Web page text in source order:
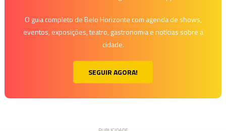
O guia completo de Belo Horizonte com agenda de shows,
eventos, exposições, teatro, gastronomia e notícias sobre a
cidade.
SEGUIR AGORA!